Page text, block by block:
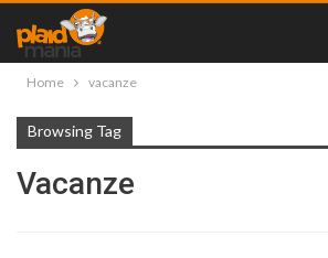
Home vacanze
Browsing Tag
Vacanze